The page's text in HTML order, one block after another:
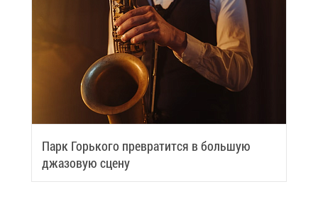
Парк Горь­ко­го пре­вра­тит­ся в боль­шую
джа­зо­вую сце­ну